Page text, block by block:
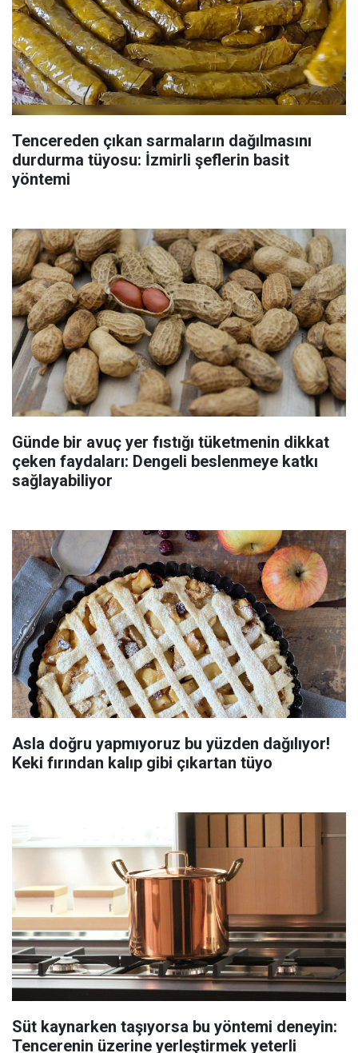
Tencereden çıkan sarmaların dağılmasını
durdurma tüyosu: İzmirli şeflerin basit
yöntemi
Günde bir avuç yer fıstığı tüketmenin dikkat
çeken faydaları: Dengeli beslenmeye katkı
sağlayabiliyor
Asla doğru yapmıyoruz bu yüzden dağılıyor!
Keki fırından kalıp gibi çıkartan tüyo
Süt kaynarken taşıyorsa bu yöntemi deneyin:
Tencerenin üzerine yerleştirmek yeterli